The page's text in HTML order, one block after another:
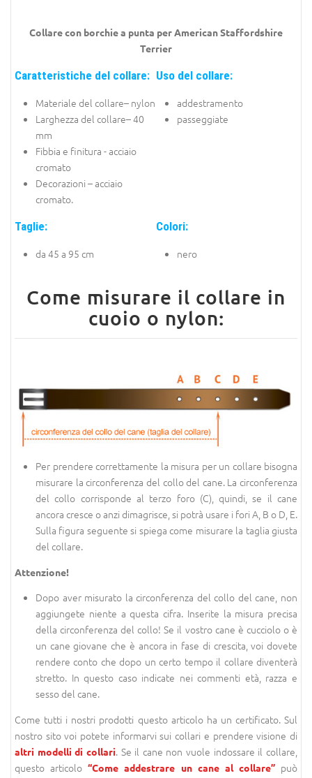
Collare con borchie a punta perAmerican Staffordshire
Terrier
Caratteristiche del collare:
Materiale del collare– nylon
Larghezza del collare– 40
mm
Fibbia e finitura - acciaio
cromato
Decorazioni – acciaio
cromato.
Uso del collare:
addestramento
passeggiate
Taglie:
da 45 a 95 cm
Colori:
nero
Come misurare il collare in
cuoio o nylon:
Per prendere correttamente la misura per un collare bisogna
misurare la circonferenza del collo del cane. La circonferenza
del collo corrisponde al terzo foro (C), quindi, se il cane
ancora cresce o anzi dimagrisce, si potrà usare i fori A, B o D, E.
Sulla figura seguente si spiega come misurare la taglia giusta
del collare.
Attenzione!
Dopo aver misurato la circonferenza del collo del cane, non
aggiungete niente a questa cifra. Inserite la misura precisa
della circonferenza del collo! Se il vostro cane è cucciolo o è
un cane giovane che è ancora in fase di crescita, voi dovete
rendere conto che dopo un certo tempo il collare diventerà
stretto. In questo caso indicate nei commenti età, razza e
sesso del cane.
Come tutti i nostri prodotti questo articolo ha un certificato. Sul
nostro sito voi potete informarvi sui collari e prendere visione di
altri modelli di collari. Se il cane non vuole indossare il collare,
questo articolo“Come addestrare un cane al collare”può